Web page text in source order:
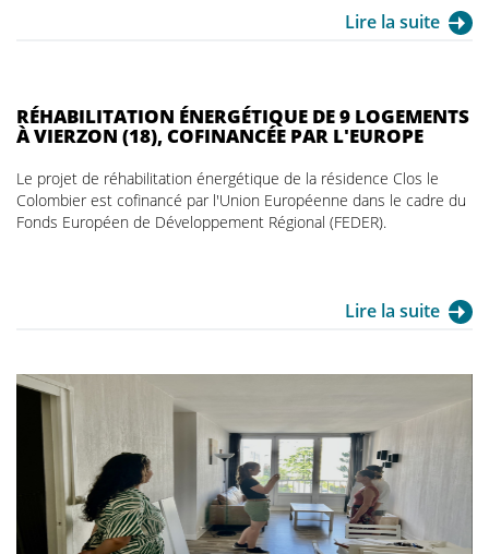
Lire la suite
RÉHABILITATION ÉNERGÉTIQUE DE 9 LOGEMENTS
À VIERZON (18), COFINANCÉE PAR L'EUROPE
Le projet de réhabilitation énergétique de la résidence Clos le
Colombier est cofinancé par l'Union Européenne dans le cadre du
Fonds Européen de Développement Régional (FEDER).
Lire la suite